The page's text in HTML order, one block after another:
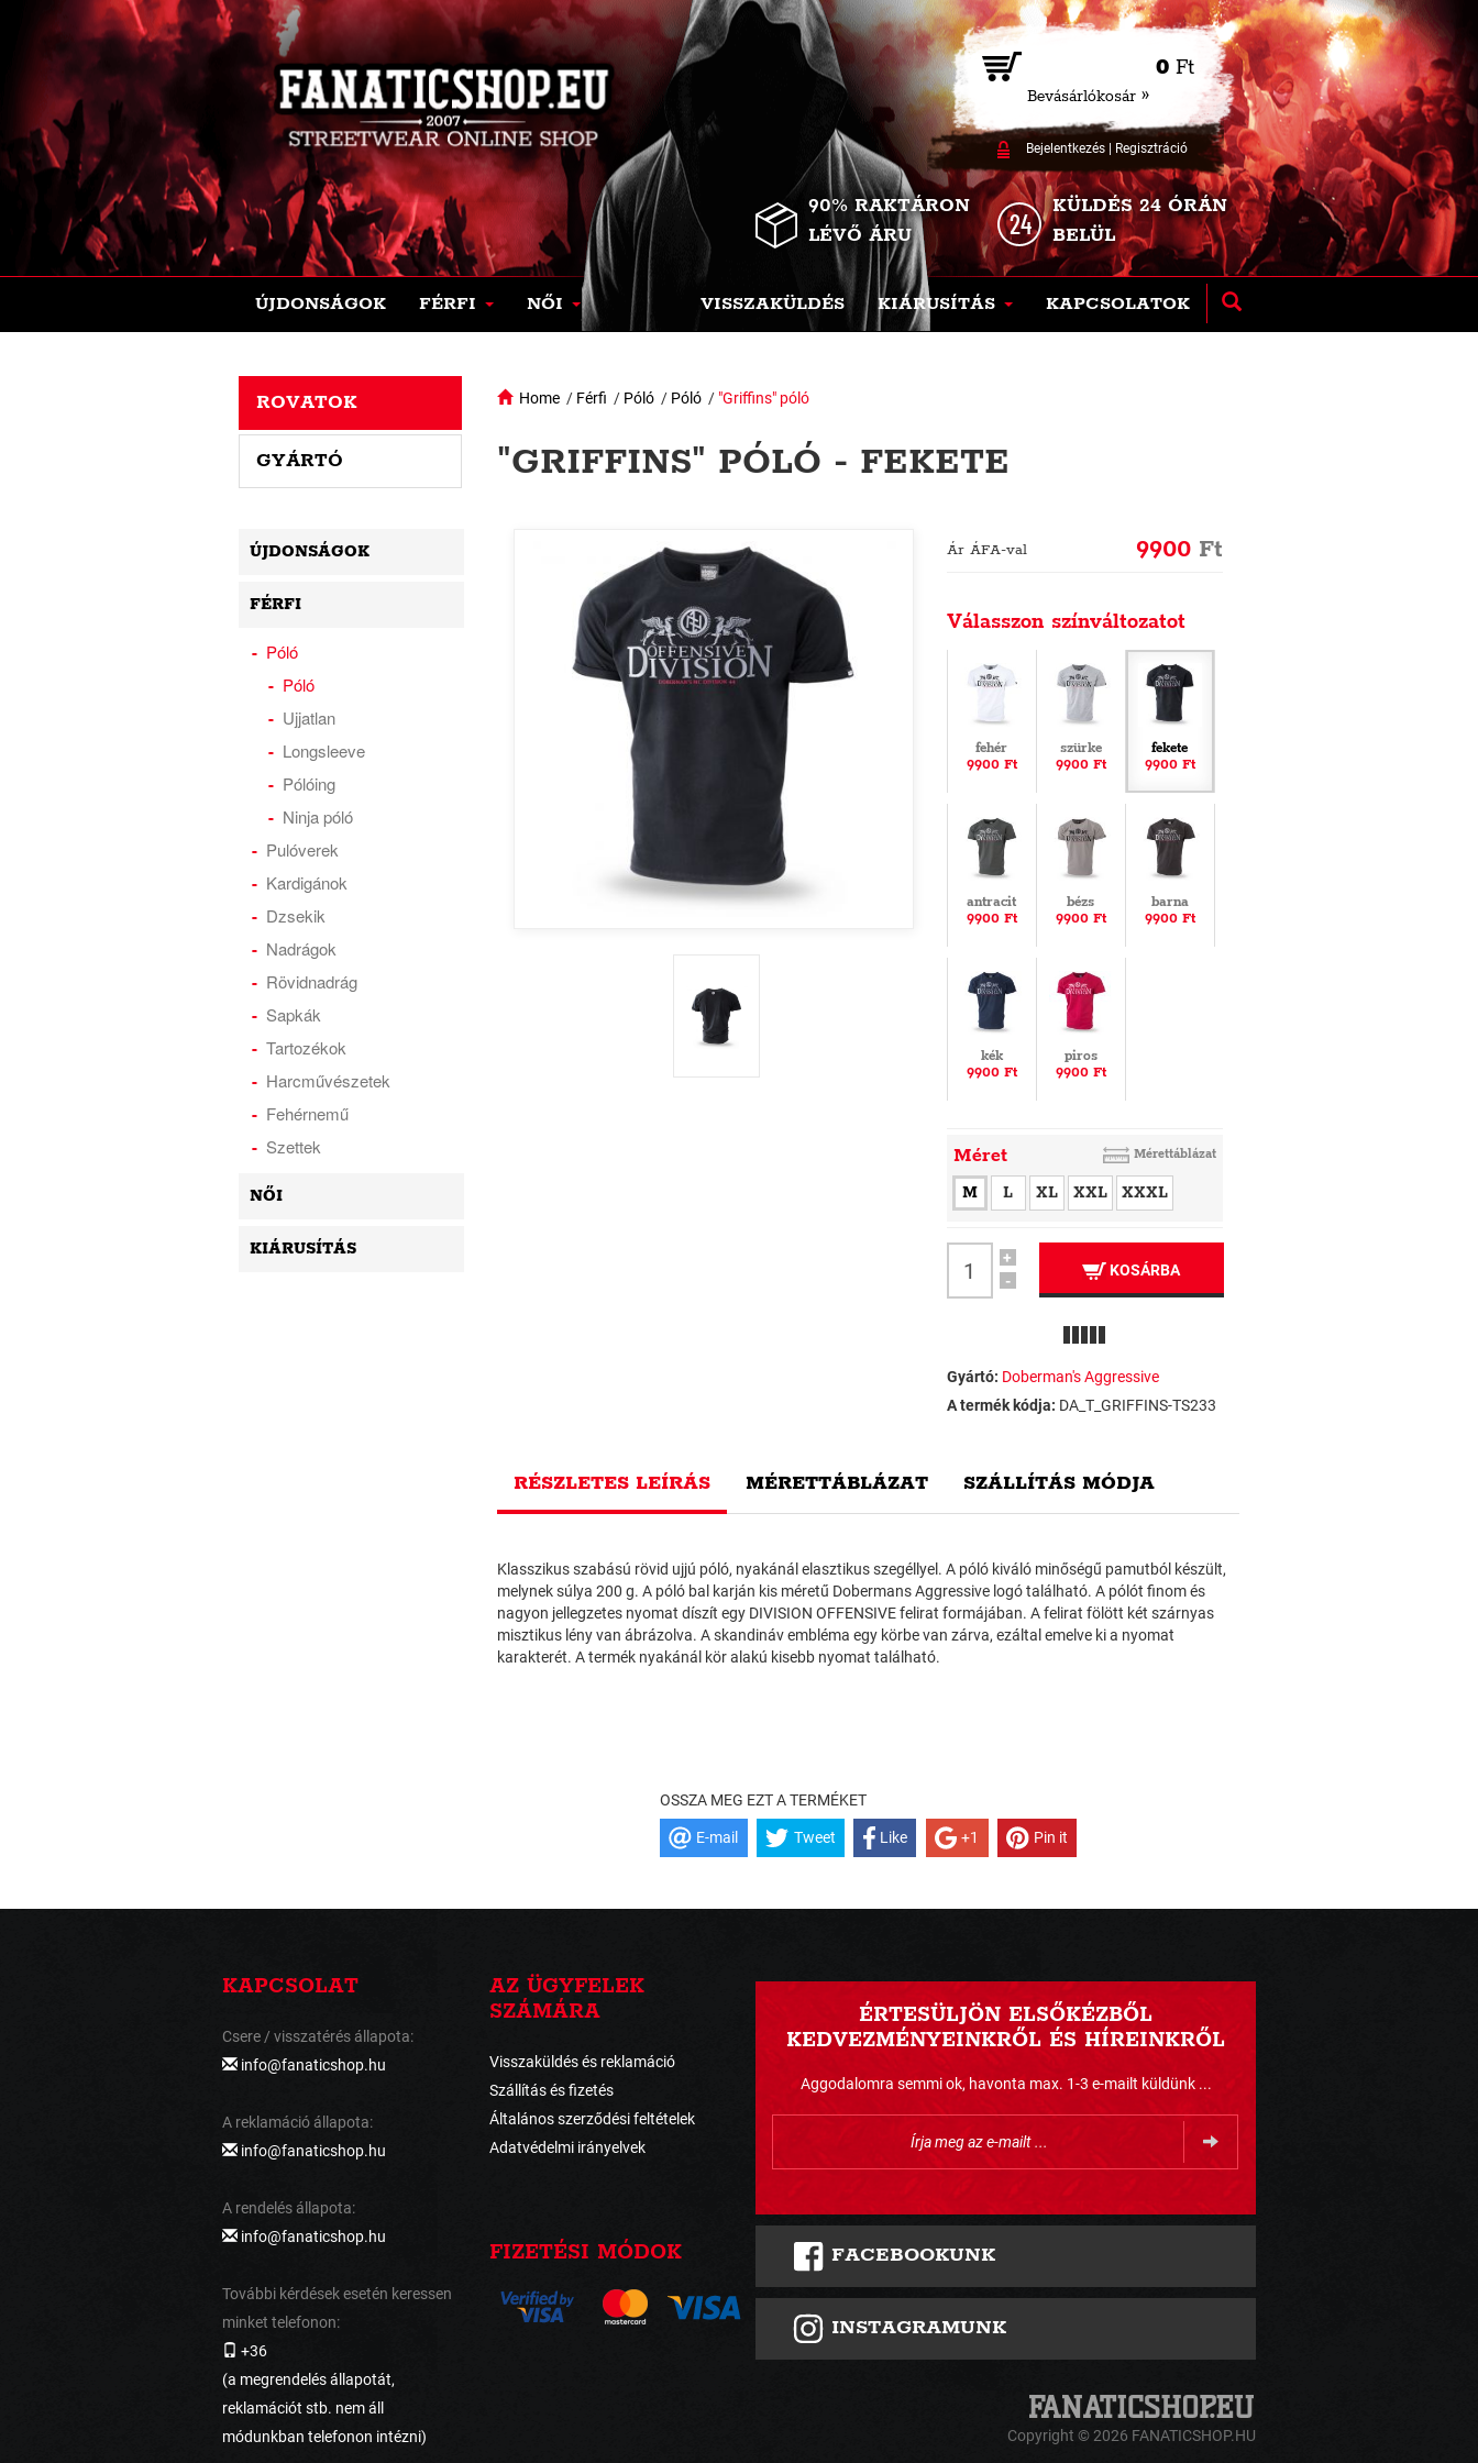
0 Ft
Bevásárlókosár »
Bejelentkezés| Regisztráció
90% RAKTÁRON
LÉVŐ ÁRU
KÜLDÉS 24 ÓRÁN
BELÜL
ÚJDONSÁGOK FÉRFI NŐI VISSZAKÜLDÉS KIÁRUSÍTÁS KAPCSOLATOK
Home / Férfi / Póló / Póló / "Griffins" póló
"GRIFFINS" PÓLÓ - FEKETE
Ár ÁFA-val 9900 Ft
Válasszon színváltozatot
fehér
9900 Ft
szürke
9900 Ft
fekete
9900 Ft
antracit
9900 Ft
bézs
9900 Ft
barna
9900 Ft
kék
9900 Ft
piros
9900 Ft
Méret Mérettáblázat
M L XL XXL XXXL
+
-
KOSÁRBA
Gyártó: Doberman's Aggressive
A termék kódja: DA_T_GRIFFINS-TS233
RÉSZLETES LEÍRÁS MÉRETTÁBLÁZAT SZÁLLÍTÁS MÓDJA
Klasszikus szabású rövid ujjú póló, nyakánál elasztikus szegéllyel. A póló kiváló minőségű pamutból készült,
melynek súlya 200 g. A póló bal karján kis méretű Dobermans Aggressive logó található. A pólót finom és
nagyon jellegzetes nyomat díszít egy DIVISION OFFENSIVE felirat formájában. A felirat fölött két szárnyas
misztikus lény van ábrázolva. A skandináv embléma egy körbe van zárva, ezáltal emelve ki a nyomat
karakterét. A termék nyakánál kör alakú kisebb nyomat található.
OSSZA MEG EZT A TERMÉKET
E-mail Tweet Like +1 Pin it
ROVATOK
GYÁRTÓ
ÚJDONSÁGOK
FÉRFI
Póló
Póló
Ujjatlan
Longsleeve
Pólóing
Ninja póló
Pulóverek
Kardigánok
Dzsekik
Nadrágok
Rövidnadrág
Sapkák
Tartozékok
Harcművészetek
Fehérnemű
Szettek
NŐI
KIÁRUSÍTÁS
KAPCSOLAT
Csere / visszatérés állapota:
info@fanaticshop.hu
A reklamáció állapota:
info@fanaticshop.hu
A rendelés állapota:
info@fanaticshop.hu
További kérdések esetén keressen
minket telefonon:
+36
(a megrendelés állapotát,
reklamációt stb. nem áll
módunkban telefonon intézni)
AZ ÜGYFELEK
SZÁMÁRA
Visszaküldés és reklamáció
Szállítás és fizetés
Általános szerződési feltételek
Adatvédelmi irányelvek
FIZETÉSI MÓDOK
ÉRTESÜLJÖN ELSŐKÉZBŐL
KEDVEZMÉNYEINKRŐL ÉS HÍREINKRŐL
Aggodalomra semmi ok, havonta max. 1-3 e-mailt küldünk ...
FACEBOOKUNK
INSTAGRAMUNK
Copyright © 2026 FANATICSHOP.HU